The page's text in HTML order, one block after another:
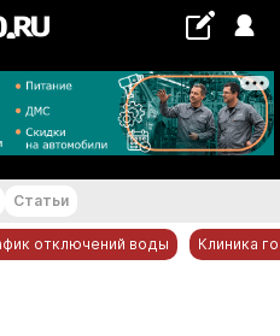
°С
Статьи
отключений воды Клиника